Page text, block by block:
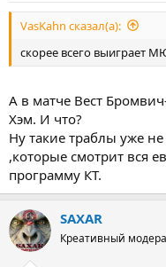
VasKahn сказал(а):
скорее всего выиграет
А в матче Вест
Хэм. И что?
Ну такие траблы уже
,которые смотрит вся
программу КТ.
SAXAR
Креативный